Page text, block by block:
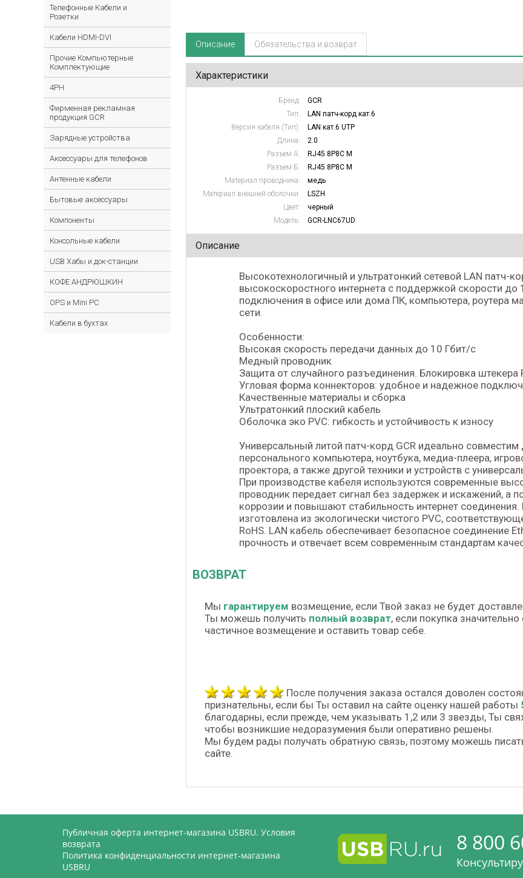
Телефонные Кабели и
Розетки
Кабели HDMI-DVI
Прочие Компьютерные
Комплектующие
4PH
Фирменная рекламная
продукция GCR
Зарядные устройства
Аксессуары для телефонов
Антенные кабели
Бытовые аксессуары
Компоненты
Консольные кабели
USB Хабы и док-станции
КОФЕ АНДРЮШКИН
OPS и Mini PC
Кабели в бухтах
Описание Обязательства и возврат
Характеристики
Бренд:
GCR
Тип:
LAN патч-корд кат.6
Версия кабеля (Тип):
LAN кат.6 UTP
Длина:
2.0
Разъем А:
RJ45 8P8C M
Разъем Б:
RJ45 8P8C M
Материал проводника:
медь
Материал внешней оболочки:
LSZH
Цвет:
черный
Модель:
GCR-LNC67UD
Описание
Высокотехнологичный и ультратонкий сетевой LAN патч-
высокоскоростного интернета с поддержкой скорости
подключения в офисе или дома ПК, компьютера, роутера
сети.
Особенности:
Высокая скорость передачи данных до 10 Гбит/с
Медный проводник
Защита от случайного разъединения. Блокировка штекера
Угловая форма коннекторов: удобное и надежное
Качественные материалы и сборка
Ультратонкий плоский кабель
Оболочка эко PVC: гибкость и устойчивость к износу
Универсальный литой патч-корд GCR идеально совместим
персонального компьютера, ноутбука, медиа-плеера,
проектора, а также другой техники и устройств с
При производстве кабеля используются современные
проводник передает сигнал без задержек и искажений, а
коррозии и повышают стабильность интернет
изготовлена из экологически чистого PVC,
RoHS. LAN кабель обеспечивает безопасное соединение
прочность и отвечает всем современным стандартам
ВОЗВРАТ
Мы гарантируем возмещение, если Твой заказ не будет
Ты можешь получить полный возврат, если покупка
частичное возмещение и оставить товар себе.
После получения заказа остался доволен
признательны, если бы Ты оставил на сайте оценку нашей работы
благодарны, если прежде, чем указывать 1,2 или 3 звезды, Ты
чтобы возникшие недоразумения были оперативно решены.
Мы будем рады получать обратную связь, поэтому можешь
сайте.
Публичная оферта интернет-магазина USBRU. Условия
возврата
Политика конфиденциальности интернет-магазина
USBRU
8 800